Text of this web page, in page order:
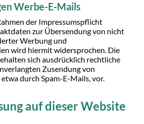
Werbe-E-Mails
der Impressumspflicht
zur Übersendung von nicht
Werbung und
wird hiermit widersprochen. Die
sich ausdrücklich rechtliche
Zusendung von
durch Spam-E-Mails, vor.
auf dieser Website